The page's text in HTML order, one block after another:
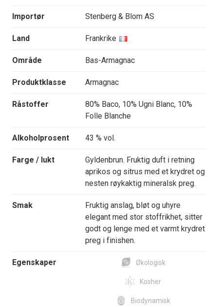
Importør Stenberg & Blom AS
Land Frankrike
Område Bas-Armagnac
Produktklasse Armagnac
Råstoffer
80% Baco, 10% Ugni Blanc, 10%
Folle Blanche
Alkoholprosent 43 % vol.
Farge / lukt
Gyldenbrun. Fruktig duft i retning
aprikos og sitrus med et krydret og
nesten røykaktig mineralsk preg.
Smak
Fruktig anslag, bløt og uhyre
elegant med stor stoffrikhet, sitter
godt og lenge med et varmt krydret
preg i finishen.
Egenskaper Økologisk
Kosher
Biodynamisk